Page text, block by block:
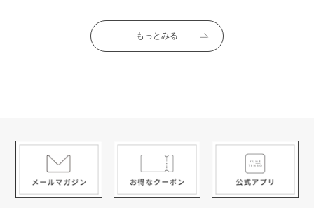
《素材》綿 : 80% / ポリエステル : 20% /
《透け感》なし 《生地の厚さ》普通 《裏地》なし 《伸
もっとみる